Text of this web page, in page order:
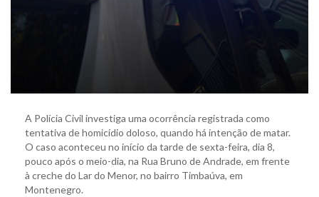
A Polícia Civil investiga uma ocorrência registrada como
tentativa de homicídio doloso, quando há intenção de matar.
O caso aconteceu no início da tarde de sexta-feira, dia 8,
pouco após o meio-dia, na Rua Bruno de Andrade, em frente
à creche do Lar do Menor, no bairro Timbaúva, em
Montenegro.